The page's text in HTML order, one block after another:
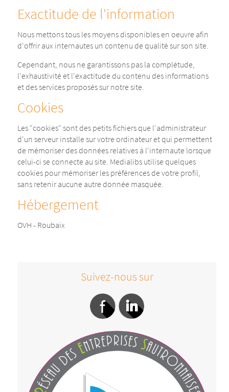
Exactitude de l'information
Nous mettons tous les moyens disponibles en oeuvre afin
d'offrir aux internautes un contenu de qualité sur son site.
Cependant, nous ne garantissons pas la complétude,
l'exhaustivité et l'exactitude du contenu des informations
et des services proposés sur notre site.
Cookies
Les "cookies" sont des petits fichiers que l'administrateur
d'un serveur installe sur votre ordinateur et qui permettent
de mémoriser des données relatives à l'internaute lorsque
celui-ci se connecte au site. Medialibs utilise quelques
cookies pour mémoriser les préférences de votre profil,
sans retenir aucune autre donnée masquée.
Hébergement
OVH - Roubaix
Suivez-nous sur